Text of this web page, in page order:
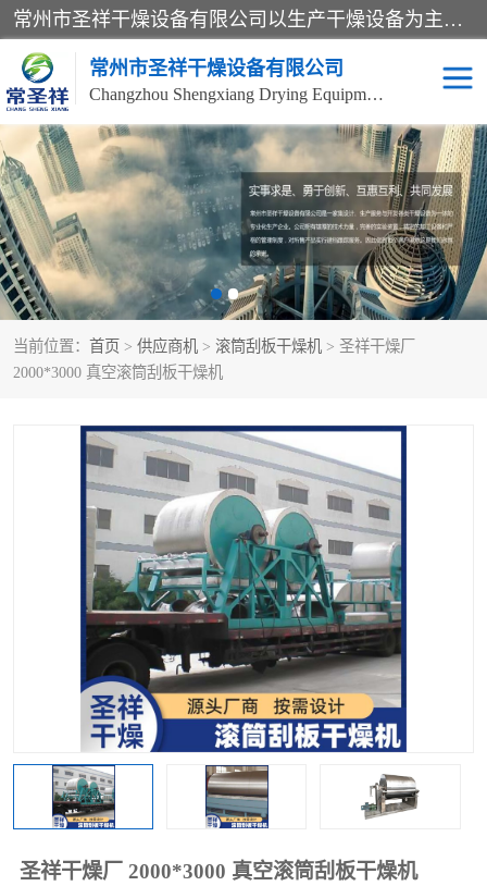
常州市圣祥干燥设备有限公司以生产干燥设备为主导产品，提供：干燥设备、干燥机、混合机、气流干燥机、烘箱、热风循环烘箱、沸腾干燥机、烘干机、喷雾干燥机等产品的生产、制造与销售服务。
常州市圣祥干燥设备有限公司
Changzhou Shengxiang Drying Equipment Co. , Ltd.
当前位置： 首页 > 供应商机 > 滚筒刮板干燥机 > 圣祥干燥厂
2000*3000 真空滚筒刮板干燥机
圣祥干燥厂 2000*3000 真空滚筒刮板干燥机
单锥真空干燥机 双锥真空干燥机
气流干燥机 滚筒刮板干燥机
干燥机 闪蒸干燥机
桨叶干燥机 高速混合机
粗粉碎机 带式干燥机
单锥螺带真空干燥机 沸腾干燥机
方形圆形真空干燥机 真空耙式干燥机
热风循环烘箱 喷雾干燥机
振动流化床干燥机 盘式干燥机